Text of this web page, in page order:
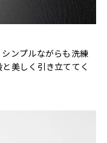
ンプルながらも洗練
美しく引き立ててく